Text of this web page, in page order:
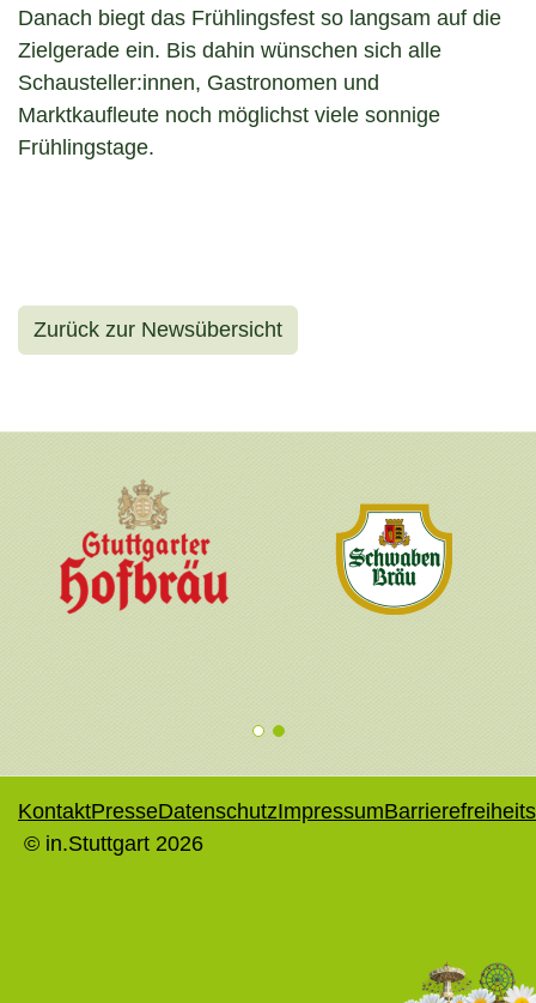
Danach biegt das Frühlingsfest so langsam auf die
Zielgerade ein. Bis dahin wünschen sich alle
Schausteller:innen, Gastronomen und
Marktkaufleute noch möglichst viele sonnige
Frühlingstage.
Zurück zur Newsübersicht
1 2
KontaktPresseDatenschutzImpressum
© in.Stuttgart 2026